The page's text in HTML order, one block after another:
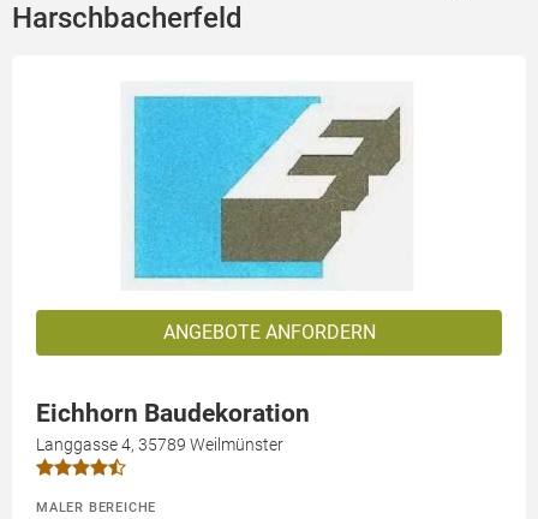
Harschbacherfeld
ANGEBOTE ANFORDERN
Eichhorn Baudekoration
Langgasse 4, 35789 Weilmünster
MALER BEREICHE